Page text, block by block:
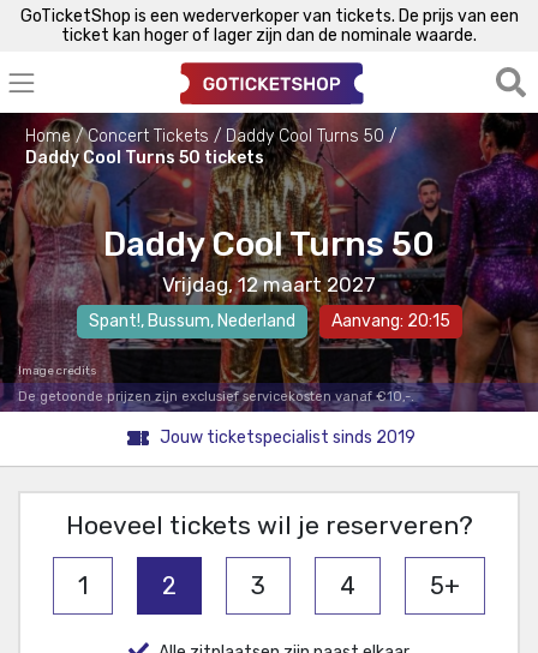
GoTicketShop is een wederverkoper van tickets. De prijs van een
ticket kan hoger of lager zijn dan de nominale waarde.
Home Concert Tickets
Daddy Cool Turns 50
Daddy Cool Turns 50 tickets
Daddy Cool Turns 50
Vrijdag, 12 maart 2027
Spant!, Bussum, Nederland Aanvang: 20:15
Image credits
De getoonde prijzen zijn exclusief servicekosten vanaf €10,-.
Jouw ticketspecialist sinds 2019
Hoeveel tickets wil je reserveren?
1 2 3 4 5+